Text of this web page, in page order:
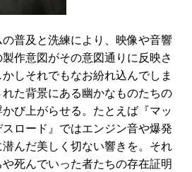
普及と洗練により、映像や音響
作意図がその意図通りに反映さ
しそれでもなお紛れ込んでしま
た背景にある幽かなものたちの
び上がらせる。たとえば『マッ
ロード』ではエンジン音や爆発
んだ美しく切ない響きを。それ
死んでいった者たちの存在証明